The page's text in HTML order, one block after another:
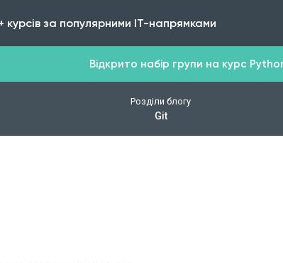
курсів за популярними IT-напрямками
Відкрито набір групи на курс
Розділи блогу
Git